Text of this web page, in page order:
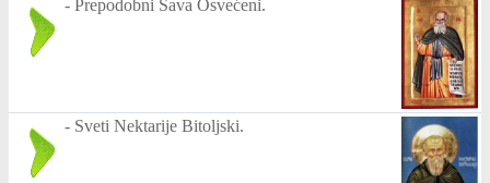
- Prepodobni Sava Osvećeni.
- Sveti Nektarije Bitoljski.